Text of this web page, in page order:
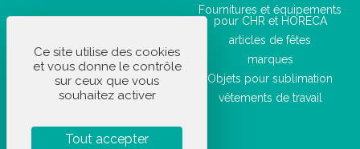
Fournitures et équipements
pour CHR et HORECA
articles de fêtes
marques
Objets pour sublimation
vêtements de travail
Ce site utilise des cookies
et vous donne le contrôle
sur ceux que vous
souhaitez activer
Tout accepter